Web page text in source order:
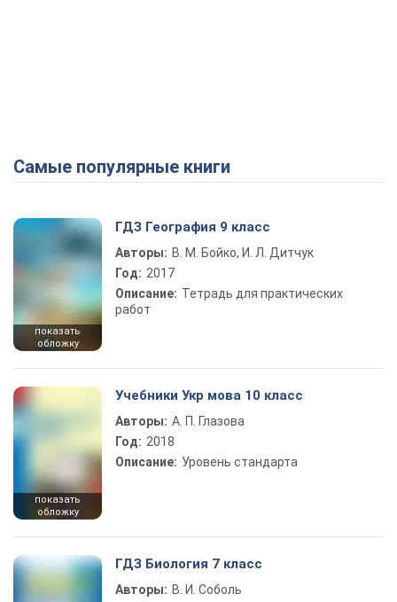
Самые популярные книги
показать
обложку
ГДЗ География 9 класс
Авторы: В. М. Бойко, И. Л. Дитчук
Год: 2017
Описание: Тетрадь для практических
работ
показать
обложку
Учебники Укр мова 10 класс
Авторы: А. П. Глазова
Год: 2018
Описание: Уровень стандарта
ГДЗ Биология 7 класс
Авторы: В. И. Соболь